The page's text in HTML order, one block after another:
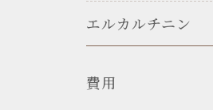
エルカルチニン
費用